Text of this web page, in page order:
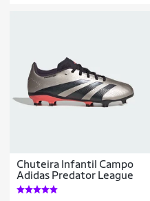
Chuteira Infantil Campo
Adidas Predator League